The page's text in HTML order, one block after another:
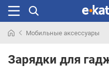
раньше
Мобильные аксессуары
Зарядки для